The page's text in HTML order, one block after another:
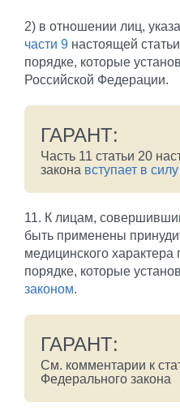
2) в отношении лиц,
части 9 настоящей
порядке, которые
Российской Федерации.
ГАРАНТ:
Часть 11 статьи 20
закона вступает в силу
11. К лицам,
быть применены
медицинского
порядке, которые
законом.
ГАРАНТ:
См. комментарии к
Федерального закона